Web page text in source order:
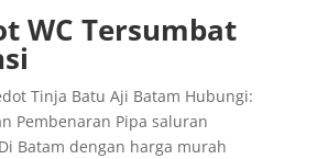
WC Tersumbat
Tinja Batu Aji Batam Hubungi:
Pembenaran Pipa saluran
Batam dengan harga murah